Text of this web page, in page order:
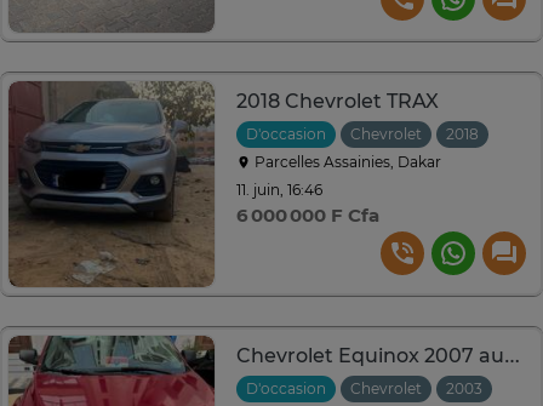
2018 Chevrolet TRAX
D'occasion Chevrolet 2018
Parcelles Assainies, Dakar
11. juin, 16:46
6 000 000 F Cfa
Chevrolet Equinox 2007 automatique en bon état
D'occasion Chevrolet 2003